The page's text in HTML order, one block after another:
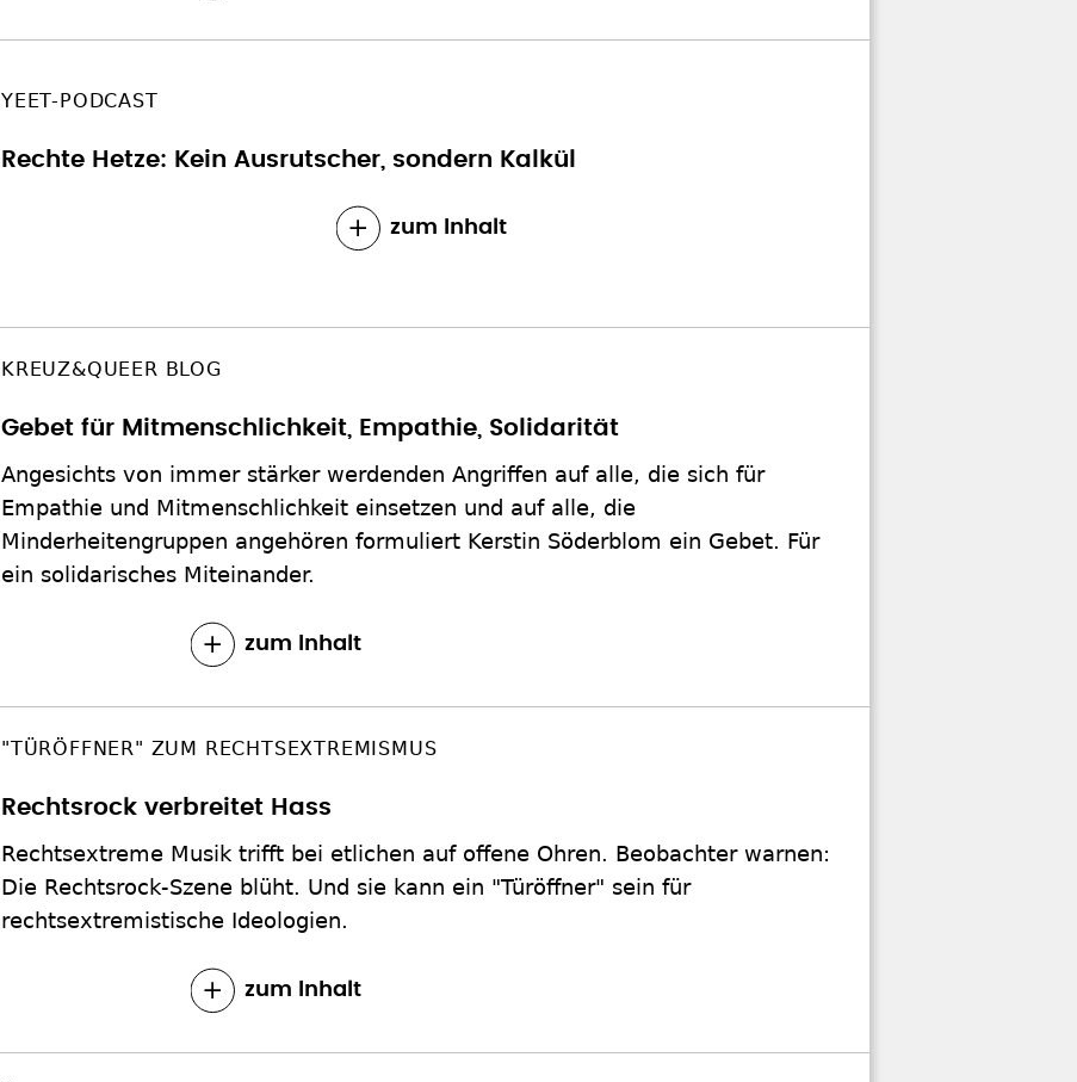
YEET-PODCAST
Rechte Hetze: Kein Ausrutscher, sondern Kalkül
zum Inhalt
KREUZ&QUEER BLOG
Gebet für Mitmenschlichkeit, Empathie, Solidarität
Angesichts von immer stärker werdenden Angriffen auf alle, die sich für
Empathie und Mitmenschlichkeit einsetzen und auf alle, die
Minderheitengruppen angehören formuliert Kerstin Söderblom ein Gebet. Für
ein solidarisches Miteinander.
zum Inhalt
"TÜRÖFFNER" ZUM RECHTSEXTREMISMUS
Rechtsrock verbreitet Hass
Rechtsextreme Musik trifft bei etlichen auf offene Ohren. Beobachter warnen:
Die Rechtsrock-Szene blüht. Und sie kann ein "Türöffner" sein für
rechtsextremistische Ideologien.
zum Inhalt